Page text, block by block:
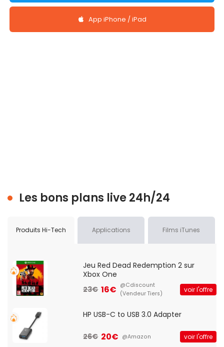
App iPhone / iPad
Les bons plans live 24h/24
Produits Hi-Tech Applications Films iTunes
Jeu Red Dead Redemption 2 sur
Xbox One
23€ 16€ @Cdiscount
(Vendeur Tiers)
voir l'offre
HP USB-C to USB 3.0 Adapter
26€ 20€ @Amazon voir l'offre